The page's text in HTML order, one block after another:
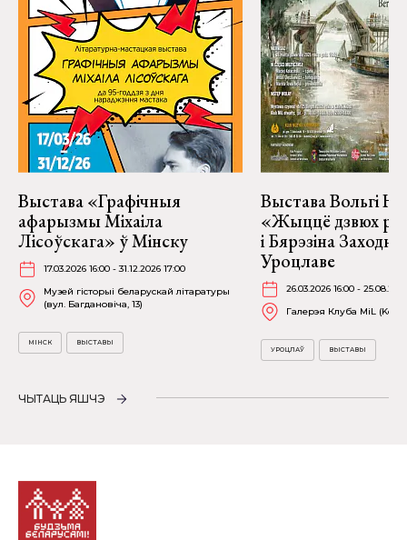
Выстава «Графічныя
афарызмы Міхаіла
Лісоўскага» ў Мінску
17.03.2026 16:00 - 31.12.2026 17:00
Музей гісторыі беларускай літаратуры
(вул. Багдановіча, 13)
МІНСК ВЫСТАВЫ
Выстава Вольгі
«Жыццё дзвюх
і Бярэзіна
Уроцлаве
26.03.2026 16:00 -
Галерэя Клуба MiL
УРОЦЛАЎ ВЫСТАВЫ
ЧЫТАЦЬ ЯШЧЭ